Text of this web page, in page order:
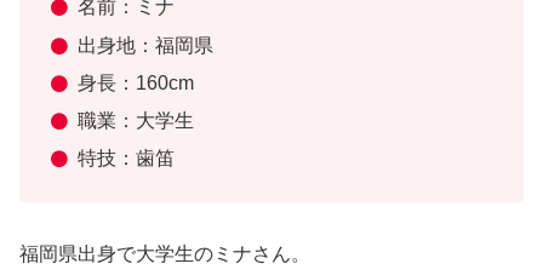
名前：ミナ
出身地：福岡県
身長：160cm
職業：大学生
特技：歯笛
福岡県出身で大学生のミナさん。